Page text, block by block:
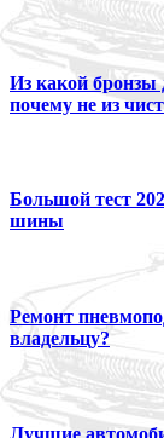
Из какой
почему не из
Большой тест
шины
Ремонт
владельцу?
Лучшие